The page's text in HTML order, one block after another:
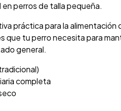
perros de talla pequeña.
práctica para la alimentación
que tu perro necesita para
general.
completa